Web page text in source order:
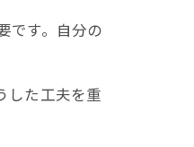
です。自分の
した工夫を重